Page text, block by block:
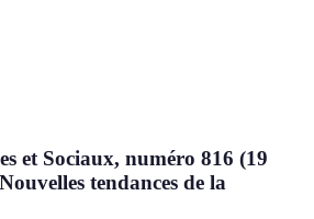
et Sociaux, numéro 816 (19
tendances de la